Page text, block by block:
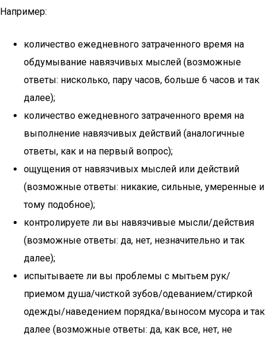
Например:
количество ежедневного затраченного время на
обдумывание навязчивых мыслей (возможные
ответы: нисколько, пару часов, больше 6 часов и так
далее);
количество ежедневного затраченного время на
выполнение навязчивых действий (аналогичные
ответы, как и на первый вопрос);
ощущения от навязчивых мыслей или действий
(возможные ответы: никакие, сильные, умеренные и
тому подобное);
контролируете ли вы навязчивые мысли/действия
(возможные ответы: да, нет, незначительно и так
далее);
испытываете ли вы проблемы с мытьем рук/
приемом душа/чисткой зубов/одеванием/стиркой
одежды/наведением порядка/выносом мусора и так
далее (возможные ответы: да, как все, нет, не